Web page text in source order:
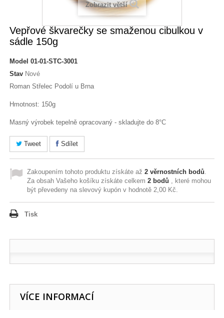
Zobrazit větší
Vepřové škvarečky se smaženou cibulkou v
sádle 150g
Model 01-01-STC-3001
Stav Nové
Roman Střelec Podolí u Brna
Hmotnost: 150g
Masný výrobek tepelně opracovaný - skladujte do 8°C
Tweet Sdílet
Zakoupením tohoto produktu získáte až2 věrnostních bodů
Za obsah Vašeho košíku získáte celkem2 bodů , které mohou
být převedeny na slevový kupón v hodnotě 2,00 Kč
Tisk
VÍCE INFORMACÍ